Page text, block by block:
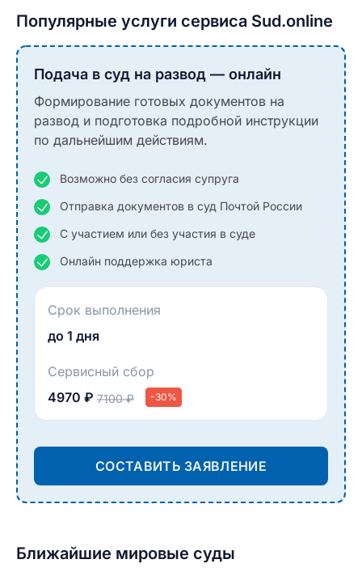
Популярные услуги сервиса Sud.online
Подача в суд на развод — онлайн
Формирование готовых документов на
развод и подготовка подробной инструкции
по дальнейшим действиям.
Возможно без согласия супруга
Отправка документов в суд Почтой России
С участием или без участия в суде
Онлайн поддержка юриста
Срок выполнения
до 1 дня
Сервисный сбор
4970 ₽ 7100 ₽ -30%
СОСТАВИТЬ ЗАЯВЛЕНИЕ
Ближайшие мировые суды